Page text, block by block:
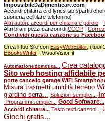
ImpossibileDaDimenticare.com
Accordi chitarra crd lyrics tab spartiti
suoneria cellulare telefonino)
Altri autori, accordi per chitarra e parole -
Altri brani pezzi canzoni di CCCP -
Condividi questa canzone su
Crea il tuo Sito con EasyWebEditor, i tuoi
EBooksWriter - VisualVision.it
Automazione domotica... Crea
Sito web hosting affidabile
porte cancello garage WiFi
Misura trasmetti umidità terreno
giardino serra... Soluzioni semplici...
Programmi semplici... Good Software...
Accordi chitarra... Testo testi canzoni...
Giochi gratis...